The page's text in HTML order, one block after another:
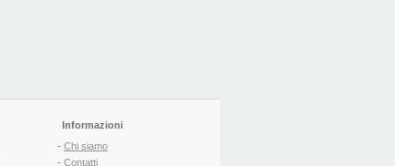
Informazioni
- Chi siamo
- Contatti